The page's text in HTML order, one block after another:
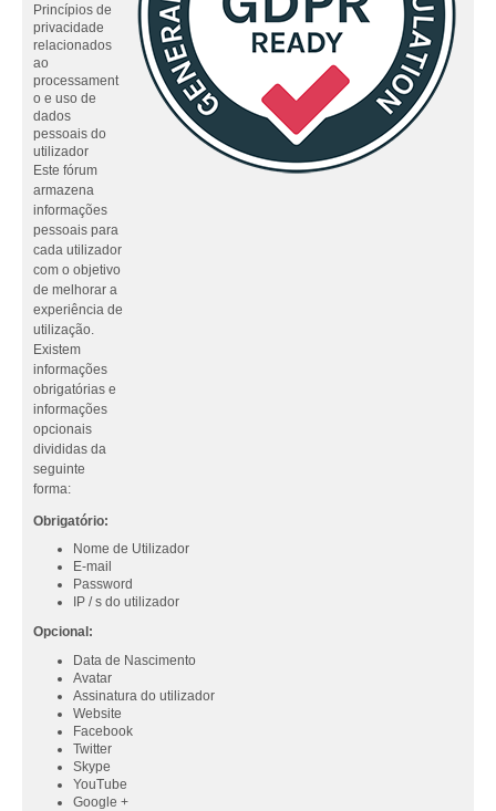
Princípios de
privacidade
relacionados
ao
processament
o e uso de
dados
pessoais do
utilizador
Este fórum
armazena
informações
pessoais para
cada utilizador
com o objetivo
de melhorar a
experiência de
utilização.
Existem
informações
obrigatórias e
informações
opcionais
divididas da
seguinte
forma:
Obrigatório:
Nome de Utilizador
E-mail
Password
IP / s do utilizador
Opcional:
Data de Nascimento
Avatar
Assinatura do utilizador
Website
Facebook
Twitter
Skype
YouTube
Google +